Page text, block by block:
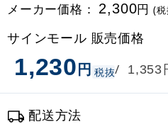
メーカー価格： 2,300円(
サインモール 販売価格
1,230円 税抜/ 1,353
配送方法